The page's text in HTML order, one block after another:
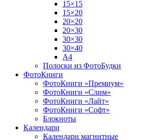
15×15
15×20
20×20
20×30
30×30
30×40
A4
Полоски из ФотоБудки
ФотоКниги
ФотоКниги «Премиум»
ФотоКниги «Слим»
ФотоКниги «Лайт»
ФотоКниги «Софт»
Блокноты
Календари
Календари магнитные